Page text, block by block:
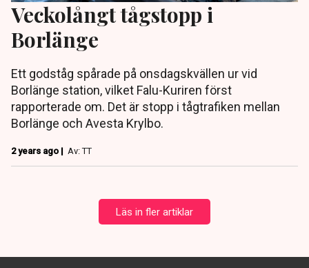
Veckolångt tågstopp i
Borlänge
Ett godståg spårade på onsdagskvällen ur vid
Borlänge station, vilket Falu-Kuriren först
rapporterade om. Det är stopp i tågtrafiken mellan
Borlänge och Avesta Krylbo.
2 years ago | Av: TT
Läs in fler artiklar